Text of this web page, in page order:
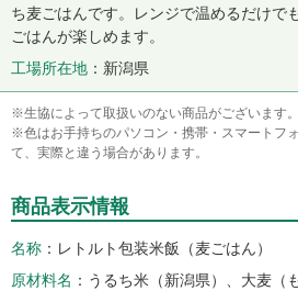
ち麦ごはんです。レンジで温めるだけで
ごはんが楽しめます。
工場所在地
新潟県
※生協によって取扱いのない商品がございます。
※色はお手持ちのパソコン・携帯・スマートフ
て、実際と違う場合があります。
商品表示情報
名称
レトルト包装米飯（麦ごはん）
原材料名
うるち米（新潟県）、大麦（